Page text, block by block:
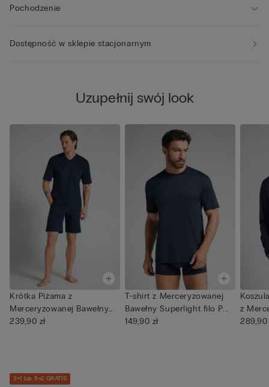
Pochodzenie
Dostępność w sklepie stacjonarnym
Uzupełnij swój look
Krótka Piżama z
Merceryzowanej Bawełny
filo Premiu...
239,90 zł
T-shirt z Merceryzowanej
Bawełny Superlight filo P...
149,90 zł
z
...
289,90
3+1 lub 5+2 GRATIS